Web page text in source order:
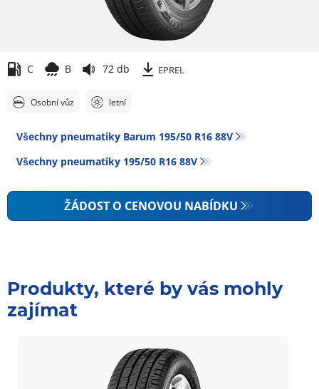
C B 72 db EPREL
Osobní vůz letní
Všechny pneumatiky Barum 195/50 R16 88V
Všechny pneumatiky‎ 195/50 R16 88V
ŽÁDOST O CENOVOU NABÍDKU
Produkty, které by vás mohly
zajímat